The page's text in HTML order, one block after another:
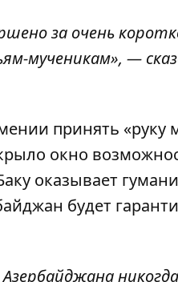
за очень
мученикам», —
принять «руку
окно
оказывает
будет